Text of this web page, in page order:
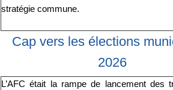
stratégie commune.
Cap vers les élections
2026
L’AFC était la rampe de lancement des